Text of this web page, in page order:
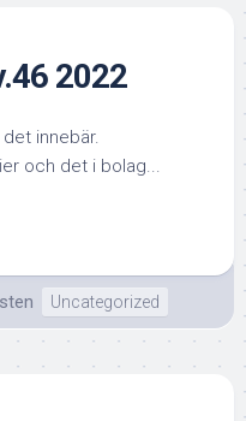
2022
innebär.
och det i bolag...
Uncategorized